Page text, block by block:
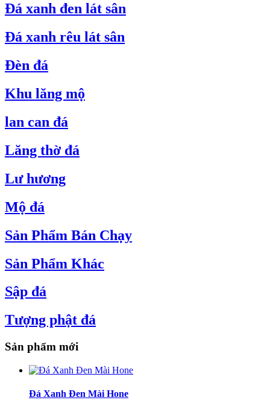
Đá xanh đen lát sân
Đá xanh rêu lát sân
Đèn đá
Khu lăng mộ
lan can đá
Lăng thờ đá
Lư hương
Mộ đá
Sản Phẩm Bán Chạy
Sản Phẩm Khác
Sập đá
Tượng phật đá
Sản phẩm mới
Đá Xanh Đen Mài Hone